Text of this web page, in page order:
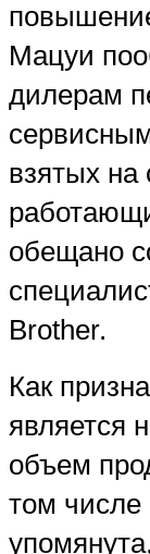
Мацуи
дилерам
взятых на
обещано
Brother.
Как
является
объем
том числе